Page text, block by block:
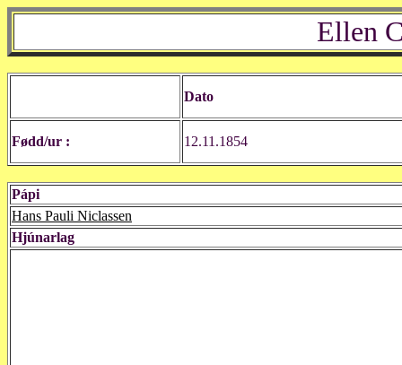
Ellen
Dato
Fødd/ur : 12.11.1854
Pápi
Hans Pauli Niclassen
Hjúnarlag